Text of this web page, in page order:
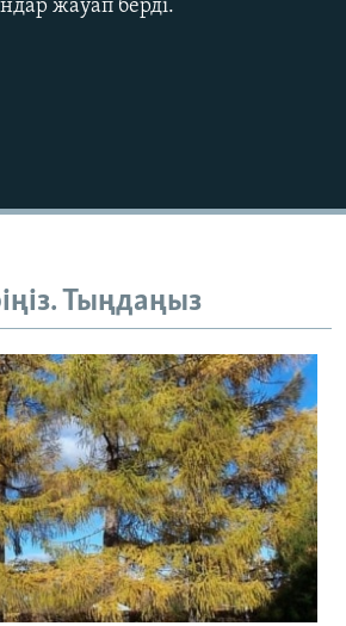
жауап берді.
Тыңдаңыз